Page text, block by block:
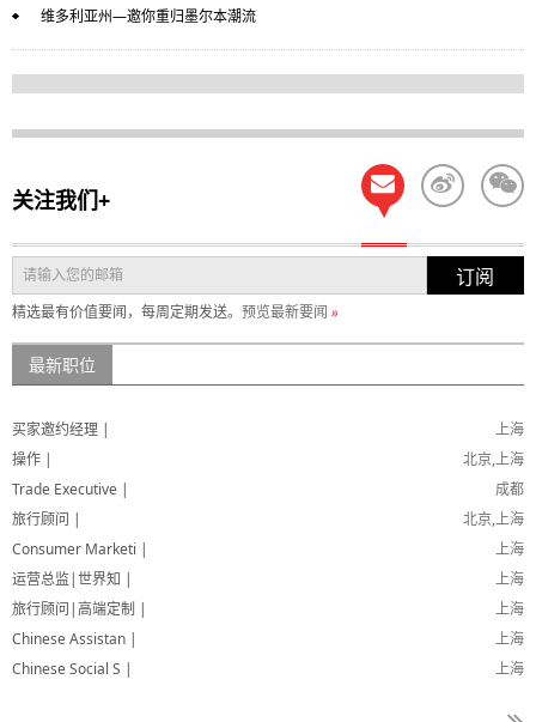
维多利亚州—邀你重归墨尔本潮流
关注我们+
订阅
精选最有价值要闻，每周定期发送。 预览最新要闻 »
最新职位
上海
买家邀约经理 |
北京,上海
操作 |
成都
Trade Executive |
北京,上海
旅行顾问 |
上海
Consumer Marketi |
上海
运营总监|世界知 |
上海
旅行顾问|高端定制 |
上海
Chinese Assistan |
上海
Chinese Social S |